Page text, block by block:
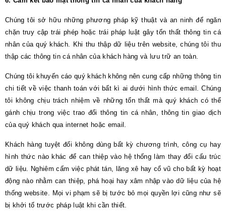
Chúng tôi sở hữu những phương pháp kỹ thuật và an ninh để ngăn
chặn truy cập trái phép hoặc trái pháp luật gây tổn thất thông tin cá
nhân của quý khách. Khi thu thập dữ liệu trên website, chúng tôi thu
thập các thông tin cá nhân của khách hàng và lưu trữ an toàn.
Chúng tôi khuyến cáo quý khách không nên cung cấp những thông tin
chi tiết về việc thanh toán với bất kì ai dưới hình thức email. Chúng
tôi không chịu trách nhiệm về những tổn thất mà quý khách có thể
gánh chịu trong việc trao đổi thông tin cá nhân, thông tin giao dịch
của quý khách qua internet hoặc email.
Khách hàng tuyệt đối không dùng bất kỳ chương trình, công cụ hay
hình thức nào khác để can thiệp vào hệ thống làm thay đổi cấu trúc
dữ liệu. Nghiêm cấm việc phát tán, lăng xê hay cổ vũ cho bất kỳ hoạt
động nào nhằm can thiệp, phá hoại hay xâm nhập vào dữ liệu của hệ
thống website. Mọi vi phạm sẽ bị tước bỏ mọi quyền lợi cũng như sẽ
bị khởi tố trước pháp luật khi cần thiết.